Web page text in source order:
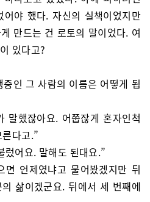
야 했다. 자신의 실책이었지만
만드는 건 로토의 말이었다. 여
있다고?
인 그 사람의 이름은 어떻게 됩
말했잖아요. 어쭙잖게 혼자인척
다고.”
렀어요. 말해도 된대요.”
면 언제였냐고 물어봤겠지만 뒤
삶이겠군요. 뒤에서 세 번째에